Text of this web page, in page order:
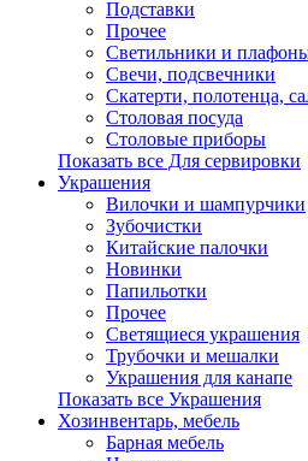
Подставки
Прочее
Светильники и
Свечи, подсвечники
Скатерти, полотенца,
Столовая посуда
Столовые приборы
Показать все Для сервировки
Украшения
Вилочки и шампурчики
Зубочистки
Китайские палочки
Новинки
Папильотки
Прочее
Светящиеся украшения
Трубочки и мешалки
Украшения для канапе
Показать все Украшения
Хозинвентарь, мебель
Барная мебель